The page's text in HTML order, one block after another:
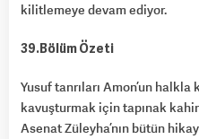
kilitlemeye devam ediyor.
39.Bölüm Özeti
Yusuf tanrıları Amon’un halkla
kavuşturmak için tapınak
Asenat Züleyha’nın bütün